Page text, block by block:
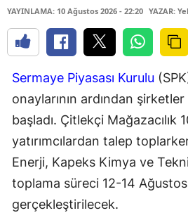
YAYINLAMA: 10 Ağustos 2026 - 22:20 YAZAR:
Sermaye Piyasası Kurulu
onaylarının ardından
başladı. Çitlekçi Mağazacılık
yatırımcılardan talep
Enerji, Kapeks Kimya ve
toplama süreci 12-14
gerçekleştirilecek.